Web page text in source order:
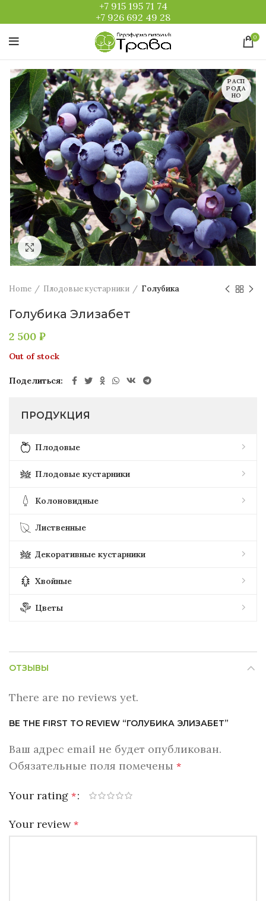
+7 915 195 71 74
+7 926 692 49 28
0
РАСП
РОДА
НО
Увеличить
Home Плодовые кустарники Голубика
Голубика Элизабет
2 500 ₽
Out of stock
Поделиться
ПРОДУКЦИЯ
Плодовые
Плодовые кустарники
Колоновидные
Лиственные
Декоративные кустарники
Хвойные
Цветы
ОТЗЫВЫ
There are no reviews yet.
BE THE FIRST TO REVIEW “ГОЛУБИКА ЭЛИЗАБЕТ”
Ваш адрес email не будет опубликован.
Обязательные поля помечены *
Your rating *
Your review *